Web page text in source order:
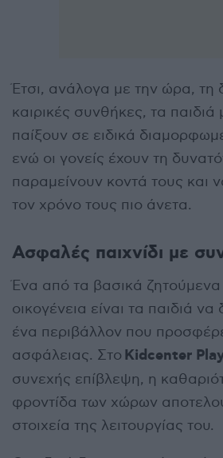
Έτσι, ανάλογα με την ώρα, τη
καιρικές συνθήκες, τα
παίξουν σε ειδικά
ενώ οι γονείς έχουν τη
παραμείνουν κοντά τους και
τον χρόνο τους πιο άνετα.
Ασφαλές παιχνίδι με
Ένα από τα βασικά ζητούμενα
οικογένεια είναι τα παιδιά
ένα περιβάλλον που
ασφάλειας. Στο Kidcenter
συνεχής επίβλεψη, η
φροντίδα των χώρων
στοιχεία της λειτουργίας του.